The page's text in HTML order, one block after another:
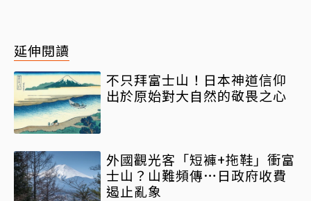
延伸閱讀
不只拜富士山！日本神道信仰
出於原始對大自然的敬畏之心
外國觀光客「短褲+拖鞋」衝富
士山？山難頻傳…日政府收費
遏止亂象